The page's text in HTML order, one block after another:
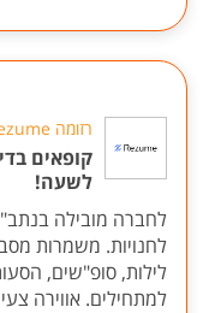
רזומה Rezume כח אדם והשמה
לשעה!
לחברה מובילה
לחנויות. משמרות
לילות, סופ"שים,
למתחילים. אווירה